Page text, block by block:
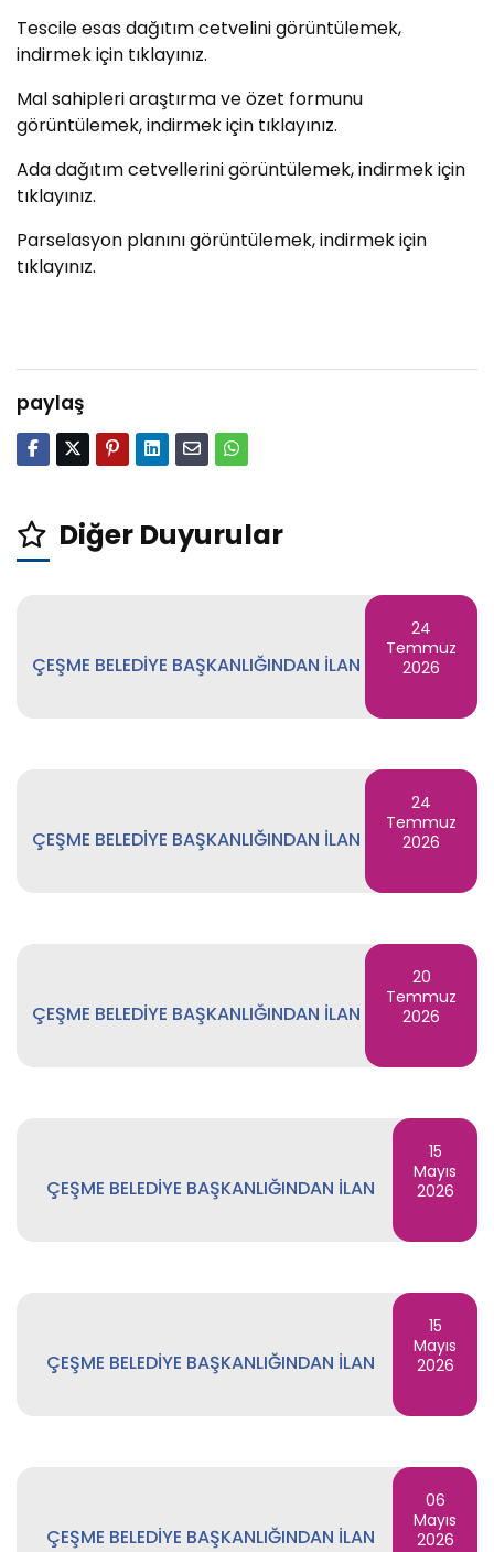
Tescile esas dağıtım cetvelini görüntülemek,
indirmek için tıklayınız.
Mal sahipleri araştırma ve özet formunu
görüntülemek, indirmek için tıklayınız.
Ada dağıtım cetvellerini görüntülemek, indirmek için
tıklayınız.
Parselasyon planını görüntülemek, indirmek için
tıklayınız.
paylaş
Diğer Duyurular
ÇEŞME BELEDİYE BAŞKANLIĞINDAN İLAN
24
Temmuz
2026
ÇEŞME BELEDİYE BAŞKANLIĞINDAN İLAN
24
Temmuz
2026
ÇEŞME BELEDİYE BAŞKANLIĞINDAN İLAN
20
Temmuz
2026
ÇEŞME BELEDİYE BAŞKANLIĞINDAN İLAN
15
Mayıs
2026
ÇEŞME BELEDİYE BAŞKANLIĞINDAN İLAN
15
Mayıs
2026
ÇEŞME BELEDİYE BAŞKANLIĞINDAN İLAN
06
Mayıs
2026